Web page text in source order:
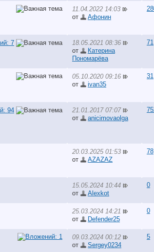
11.04.2022 14:03
от
Афонин
18.05.2021 08:36
от
Катерина
Пономарёва
71
05.10.2020 09:16
от
ivan35
31
21.01.2017 07:07
от
anicimovaolga
20.03.2025 01:53
от
AZAZAZ
78
15.05.2024 10:44
от
Alexkot
0
25.03.2024 14:21
от
Defender25
0
09.03.2024 00:12
от
Sergey0234
5